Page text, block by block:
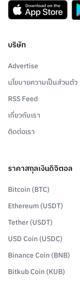
บริษัท
Advertise
นโยบายความเป็นส่วนตัว
RSS Feed
เกี่ยวกับเรา
ติดต่อเรา
ราคาสกุลเงินดิจิตอล
Bitcoin (BTC)
Ethereum (USDT)
Tether (USDT)
USD Coin (USDC)
Binance Coin (BNB)
Bitkub Coin (KUB)